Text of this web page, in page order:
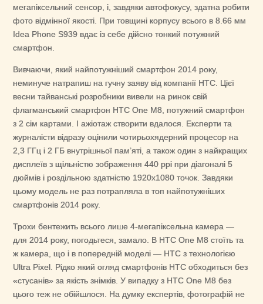
мегапіксельний сенсор, і, завдяки автофокусу, здатна робити
фото відмінної якості. При товщині корпусу всього в 8.66 мм
Idea Phone S939 вдає із себе дійсно тонкий потужний
смартфон.
Вивчаючи, який найпотужніший смартфон 2014 року,
неминуче натрапиш на гучну заяву від компанії HTC. Цієї
весни тайванські розробники вивели на ринок свій
флагманський смартфон HTC One М8, потужний смартфон
з 2 сім картами. І ажіотаж створити вдалося. Експерти та
журналісти відразу оцінили чотирьохядерний процесор на
2,3 ГГц і 2 ГБ внутрішньої пам’яті, а також один з найкращих
дисплеїв з щільністю зображення 440 ppi при діагоналі 5
дюймів і роздільною здатністю 1920х1080 точок. Завдяки
цьому модель не раз потрапляла в топ найпотужніших
смартфонів 2014 року.
Трохи бентежить всього лише 4-мегапіксельна камера —
для 2014 року, погодьтеся, замало. В HTC One M8 стоїть та
ж камера, що і в попередній моделі — HTC з технологією
Ultra Pixel. Рідко який огляд смартфонів HTC обходиться без
«стусанів» за якість знімків. У випадку з HTC One M8 без
цього теж не обійшлося. На думку експертів, фотографій не